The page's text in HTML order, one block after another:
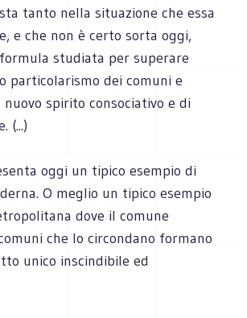
tanto nella situazione che essa
e che non è certo sorta oggi,
studiata per superare
particolarismo dei comuni e
spirito consociativo e di
(...)
oggi un tipico esempio di
O meglio un tipico esempio
dove il comune
che lo circondano formano
unico inscindibile ed